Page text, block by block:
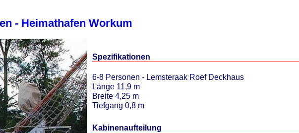
- Heimathafen Workum
Spezifikationen
6-8 Personen - Lemsteraak Roef Deckhaus
Länge 11,9 m
Breite 4,25 m
Tiefgang 0,8 m
Kabinenaufteilung